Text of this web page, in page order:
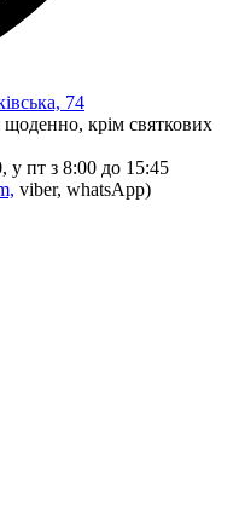
мов різних країн
поліцейських"
мовою
74
щоденно, крім святкових
у пт з 8:00 до 15:45
viber, whatsApp)